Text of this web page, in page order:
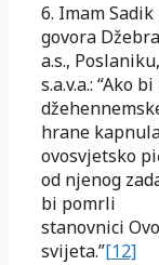
6. Imam Sadik
govora
a.s., Poslaniku,
s.a.v.a.: “Ako
hrane
ovosvjetsko
od njenog
bi pomrli
stanovnici
svijeta.”[12]